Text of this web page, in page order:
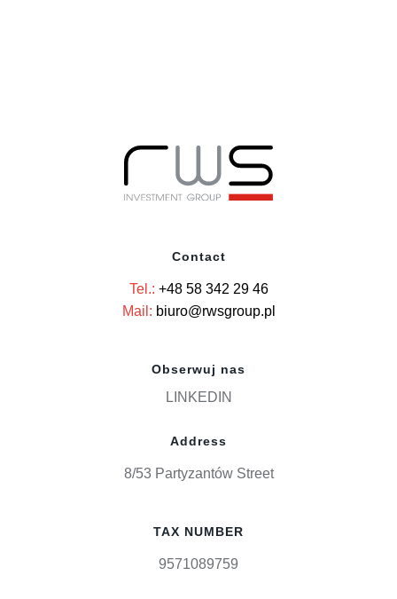
Contact
Tel.: +48 58 342 29 46
Mail: biuro@rwsgroup.pl
Obserwuj nas
LINKEDIN
Address
8/53 Partyzantów Street
TAX NUMBER
9571089759